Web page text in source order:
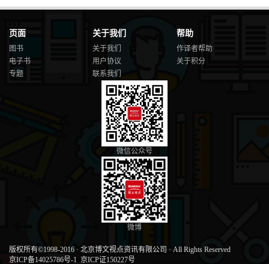
页面
图书
电子书
专题
关于我们
关于我们
用户协议
联系我们
帮助
作译者帮助
关于积分
微信公众号
微博
版权所有©1998-2016 · 北京博文视点资讯有限公司 · All Rights Reserved
京ICP备14025786号-1 京ICP证150227号